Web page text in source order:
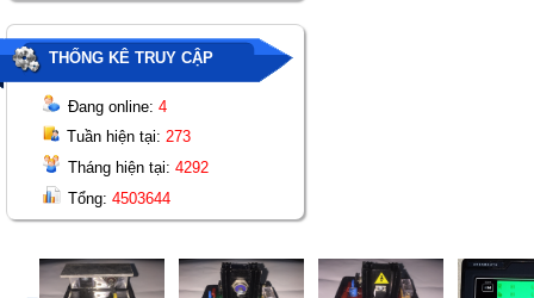
THỐNG KÊ TRUY CẬP
Đang online: 4
Tuần hiện tại: 273
Tháng hiện tại: 4292
Tổng: 4503644